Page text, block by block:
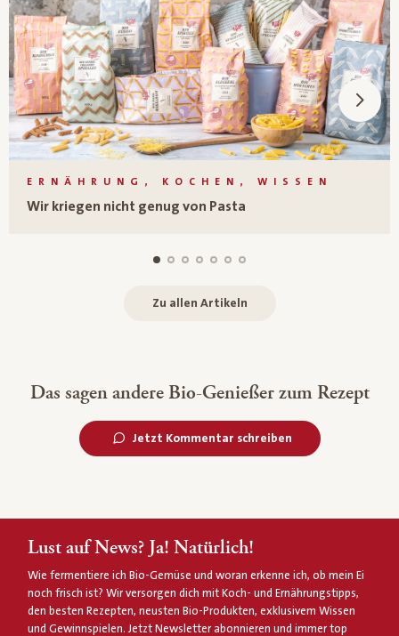
ERNÄHRUNG, KOCHEN, WISSEN
Wir kriegen nicht genug von Pasta
Zu allen Artikeln
Das sagen andere Bio-Genießer zum Rezept
Jetzt Kommentar schreiben
Lust auf News? Ja! Natürlich!
Wie fermentiere ich Bio-Gemüse und woran erkenne ich, ob mein Ei
noch frisch ist? Wir versorgen dich mit Koch- und Ernährungstipps,
den besten Rezepten, neusten Bio-Produkten, exklusivem Wissen
und Gewinnspielen. Jetzt Newsletter abonnieren und immer top